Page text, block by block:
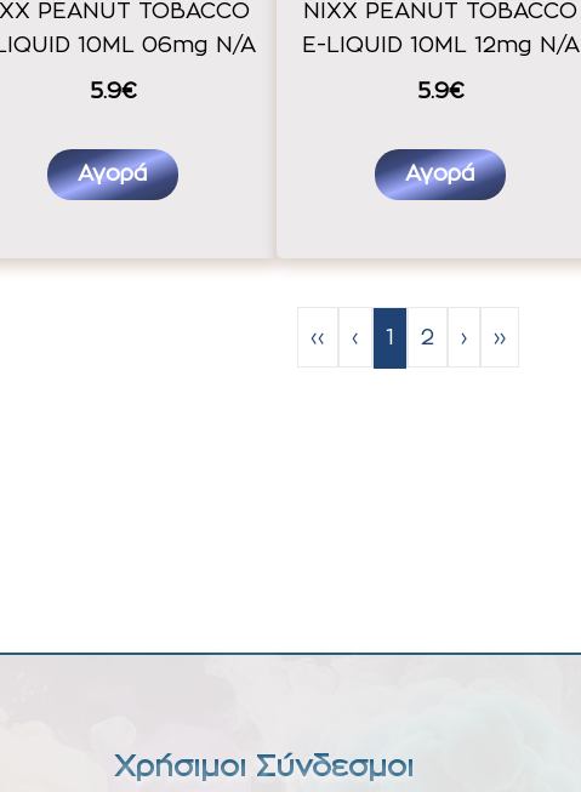
PEANUT TOBACCO
10ML 06mg N/A
5.9€
Αγορά
NIXX PEANUT TOBACCO
E-LIQUID 10ML 12mg N/A
5.9€
Αγορά
‹‹ ‹ 1 2 › ››
Χρήσιμοι Σύνδεσμοι